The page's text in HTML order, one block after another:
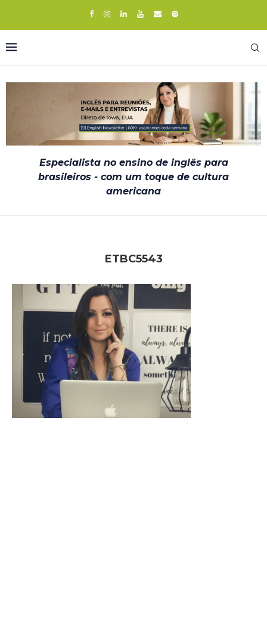
Especialista no ensino de inglês para
brasileiros - com um toque de cultura
americana
ETBC5543